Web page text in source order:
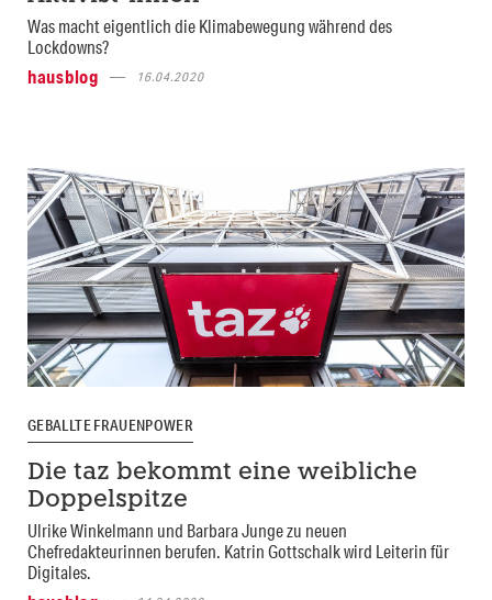
Was macht eigentlich die Klimabewegung während des
Lockdowns?
hausblog
16.04.2020
GEBALLTE FRAUENPOWER
Die taz bekommt eine weibliche
Doppelspitze
Ulrike Winkelmann und Barbara Junge zu neuen
Chefredakteurinnen berufen. Katrin Gottschalk wird Leiterin für
Digitales.